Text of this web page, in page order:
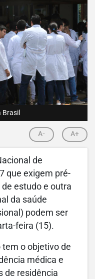
A- A+
de
que exigem pré-
estudo e outra
da saúde
podem ser
feira (15).
o objetivo de
médica e
de residência